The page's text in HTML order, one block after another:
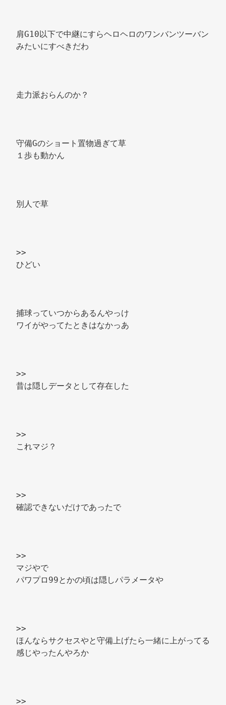
肩G10以下で中継にすらヘロヘロのワンバンツーバン
みたいにすべきだわ
走力派おらんのか？
守備Gのショート置物過ぎて草
１歩も動かん
別人で草
>>
ひどい
捕球っていつからあるんやっけ
ワイがやってたときはなかっあ
>>
昔は隠しデータとして存在した
>>
これマジ？
>>
確認できないだけであったで
>>
マジやで
パワプロ99とかの頃は隠しパラメータや
>>
ほんならサクセスやと守備上げたら一緒に上がってる
感じやったんやろか
>>